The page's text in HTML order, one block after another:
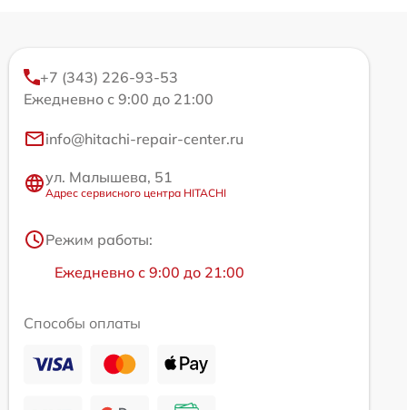
+7 (343) 226-93-53
Ежедневно с 9:00 до 21:00
info@hitachi-repair-center.ru
ул. Малышева, 51
Адрес сервисного центра HITACHI
Режим работы:
Ежедневно с 9:00 до 21:00
Способы оплаты